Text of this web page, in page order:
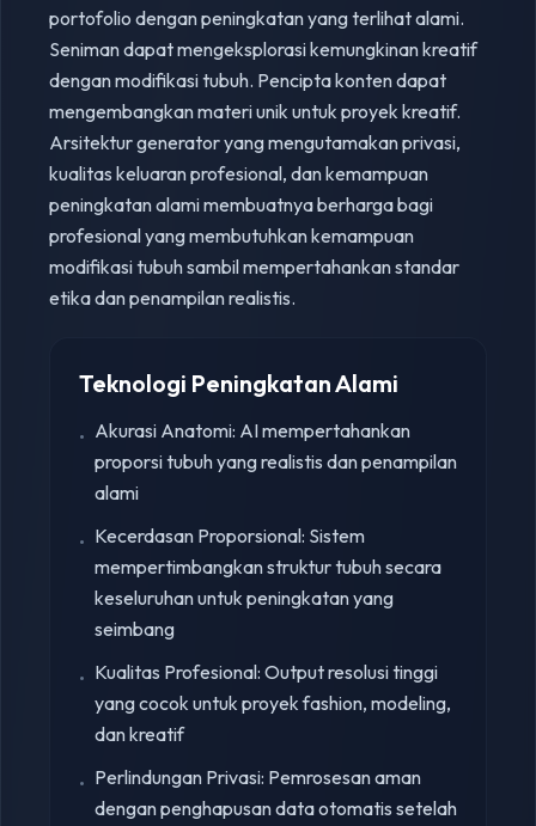
portofolio dengan peningkatan yang terlihat alami.
Seniman dapat mengeksplorasi kemungkinan kreatif
dengan modifikasi tubuh. Pencipta konten dapat
mengembangkan materi unik untuk proyek kreatif.
Arsitektur generator yang mengutamakan privasi,
kualitas keluaran profesional, dan kemampuan
peningkatan alami membuatnya berharga bagi
profesional yang membutuhkan kemampuan
modifikasi tubuh sambil mempertahankan standar
etika dan penampilan realistis.
Teknologi Peningkatan Alami
• Akurasi Anatomi: AI mempertahankan
proporsi tubuh yang realistis dan penampilan
alami
• Kecerdasan Proporsional: Sistem
mempertimbangkan struktur tubuh secara
keseluruhan untuk peningkatan yang
seimbang
• Kualitas Profesional: Output resolusi tinggi
yang cocok untuk proyek fashion, modeling,
dan kreatif
• Perlindungan Privasi: Pemrosesan aman
dengan penghapusan data otomatis setelah